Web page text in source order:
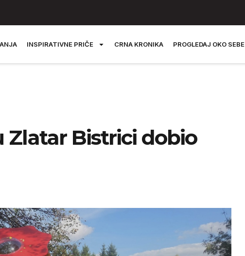
INSPIRATIVNE PRIČE CRNA KRONIKA PROGLEDAJ OKO SEBE
Zlatar Bistrici dobio